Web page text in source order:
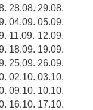
28.08. 29.08.
04.09. 05.09.
11.09. 12.09.
18.09. 19.09.
25.09. 26.09.
02.10. 03.10.
09.10. 10.10.
16.10. 17.10.